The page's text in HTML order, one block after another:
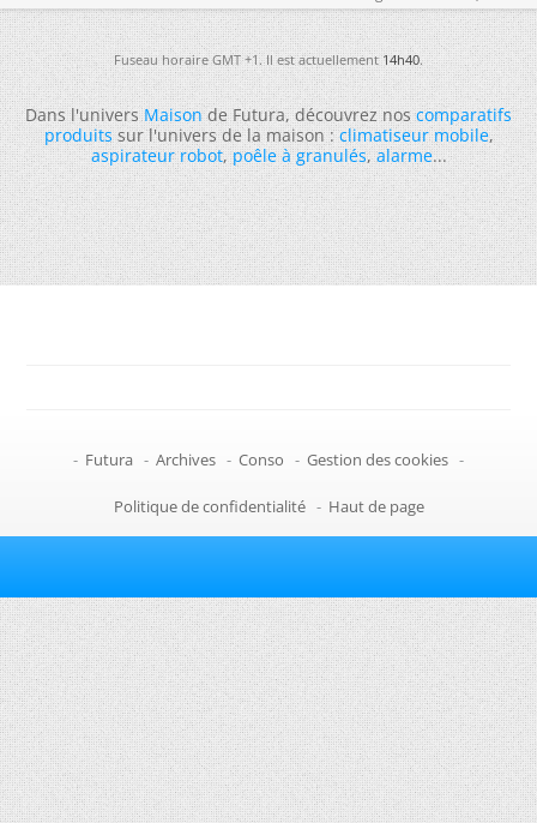
Fuseau horaire GMT +1. Il est actuellement14h40.
Dans l'universMaisonde Futura, découvrez noscomparatifs
produitssur l'univers de la maison :climatiseur mobile,
aspirateur robot,poêle à granulés,alarme...
- Futura - Archives - Conso - Gestion des cookies -
Politique de confidentialité - Haut de page